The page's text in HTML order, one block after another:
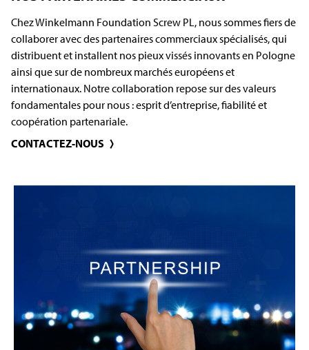
Chez Winkelmann Foundation Screw PL, nous sommes fiers de
collaborer avec des partenaires commerciaux spécialisés, qui
distribuent et installent nos pieux vissés innovants en Pologne
ainsi que sur de nombreux marchés européens et
internationaux. Notre collaboration repose sur des valeurs
fondamentales pour nous : esprit d’entreprise, fiabilité et
coopération partenariale.
CONTACTEZ-NOUS